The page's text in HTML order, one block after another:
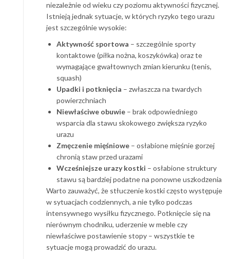
niezależnie od wieku czy poziomu aktywności fizycznej.
Istnieją jednak sytuacje, w których ryzyko tego urazu
jest szczególnie wysokie:
Aktywność sportowa – szczególnie sporty
kontaktowe (piłka nożna, koszykówka) oraz te
wymagające gwałtownych zmian kierunku (tenis,
squash)
Upadki i potknięcia – zwłaszcza na twardych
powierzchniach
Niewłaściwe obuwie – brak odpowiedniego
wsparcia dla stawu skokowego zwiększa ryzyko
urazu
Zmęczenie mięśniowe – osłabione mięśnie gorzej
chronią staw przed urazami
Wcześniejsze urazy kostki – osłabione struktury
stawu są bardziej podatne na ponowne uszkodzenia
Warto zauważyć, że stłuczenie kostki często występuje
w sytuacjach codziennych, a nie tylko podczas
intensywnego wysiłku fizycznego. Potknięcie się na
nierównym chodniku, uderzenie w meble czy
niewłaściwe postawienie stopy – wszystkie te
sytuacje mogą prowadzić do urazu.